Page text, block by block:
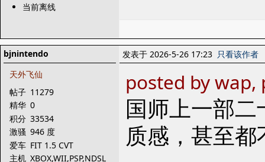
当前离线
bjnintendo
天外飞仙
帖子 11279
精华 0
积分 33534
激骚 946 度
爱车 FIT 1.5 CVT
主机 XBOX,WII,PSP,NDSL
发表于 2026-5-26 17:23 只看该作者
posted by
国师上一部
质感，甚至